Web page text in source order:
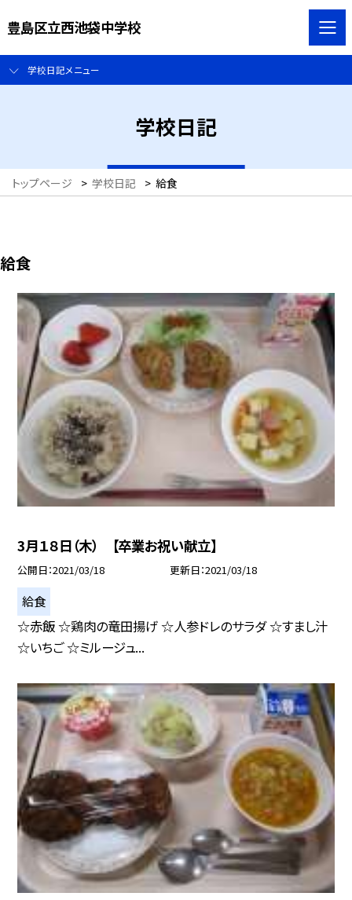
豊島区立西池袋中学校
学校日記メニュー
学校日記
トップページ > 学校日記 > 給食
給食
3月１８日（木） 【卒業お祝い献立】
公開日 2021/03/18 更新日 2021/03/18
給食
☆赤飯 ☆鶏肉の竜田揚げ ☆人参ドレのサラダ ☆すまし汁
☆いちご ☆ミルージュ...